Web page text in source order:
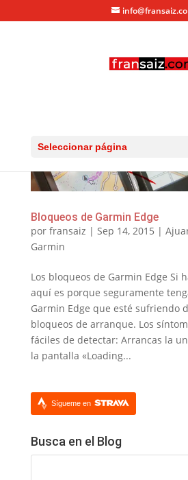
Seleccionar página
Bloqueos de Garmin Edge
por fransaiz | Sep 14, 2015 |
Garmin
Los bloqueos de Garmin Edge Si
aquí es porque seguramente
Garmin Edge que esté sufriendo
bloqueos de arranque. Los
fáciles de detectar: Arrancas la
la pantalla «Loading...
Sígueme en
Busca en el Blog